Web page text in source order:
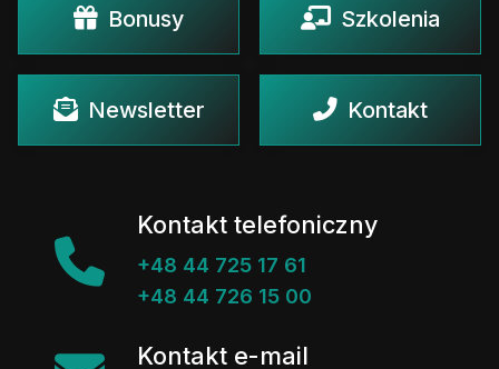
Bonusy Szkolenia
Newsletter Kontakt
Kontakt telefoniczny
+48 44 725 17 61
+48 44 726 15 00
Kontakt e-mail